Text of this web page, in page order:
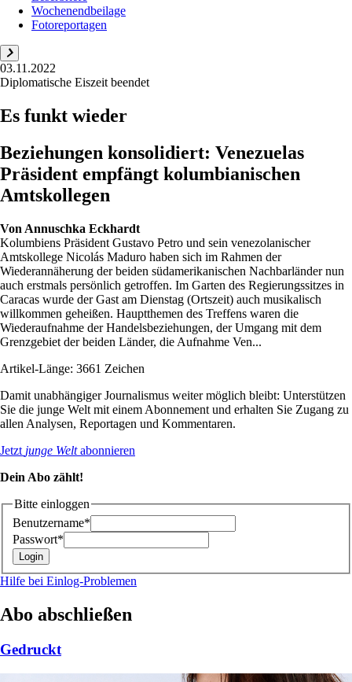
Wochenendbeilage
Fotoreportagen
03.11.2022
Diplomatische Eiszeit beendet
Es funkt wieder
Beziehungen konsolidiert: Venezuelas
Präsident empfängt kolumbianischen
Amtskollegen
Von Annuschka Eckhardt
Kolumbiens Präsident Gustavo Petro und sein venezolanischer
Amtskollege Nicolás Maduro haben sich im Rahmen der
Wiederannäherung der beiden südamerikanischen Nachbarländer nun
auch erstmals persönlich getroffen. Im Garten des Regierungssitzes in
Caracas wurde der Gast am Dienstag (Ortszeit) auch musikalisch
willkommen geheißen. Hauptthemen des Treffens waren die
Wiederaufnahme der Handelsbeziehungen, der Umgang mit dem
Grenzgebiet der beiden Länder, die Aufnahme Ven...
Artikel-Länge: 3661 Zeichen
Damit unabhängiger Journalismus weiter möglich bleibt: Unterstützen
Sie die junge Welt mit einem Abonnement und erhalten Sie Zugang zu
allen Analysen, Reportagen und Kommentaren.
Jetzt junge Weltabonnieren
Dein Abo zählt!
Bitte einloggen
Benutzername*
Passwort*
Hilfe bei Einlog-Problemen
Abo abschließen
Gedruckt